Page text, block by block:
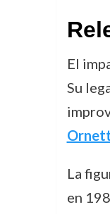
El
Su
La
en